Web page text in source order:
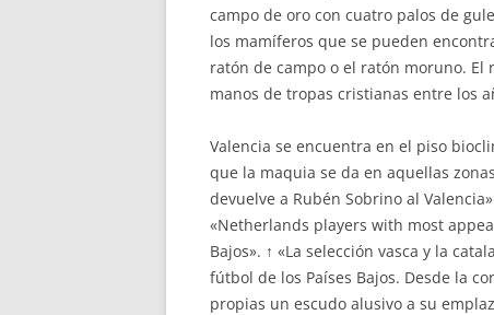
campo de oro con cuatro palos de
los mamíferos que se pueden
ratón de campo o el ratón moruno. El
manos de tropas cristianas entre los
Valencia se encuentra en el piso
que la maquia se da en aquellas
devuelve a Rubén Sobrino al
«Netherlands players with most
Bajos». ↑ «La selección vasca y la
fútbol de los Países Bajos. Desde la
propias un escudo alusivo a su